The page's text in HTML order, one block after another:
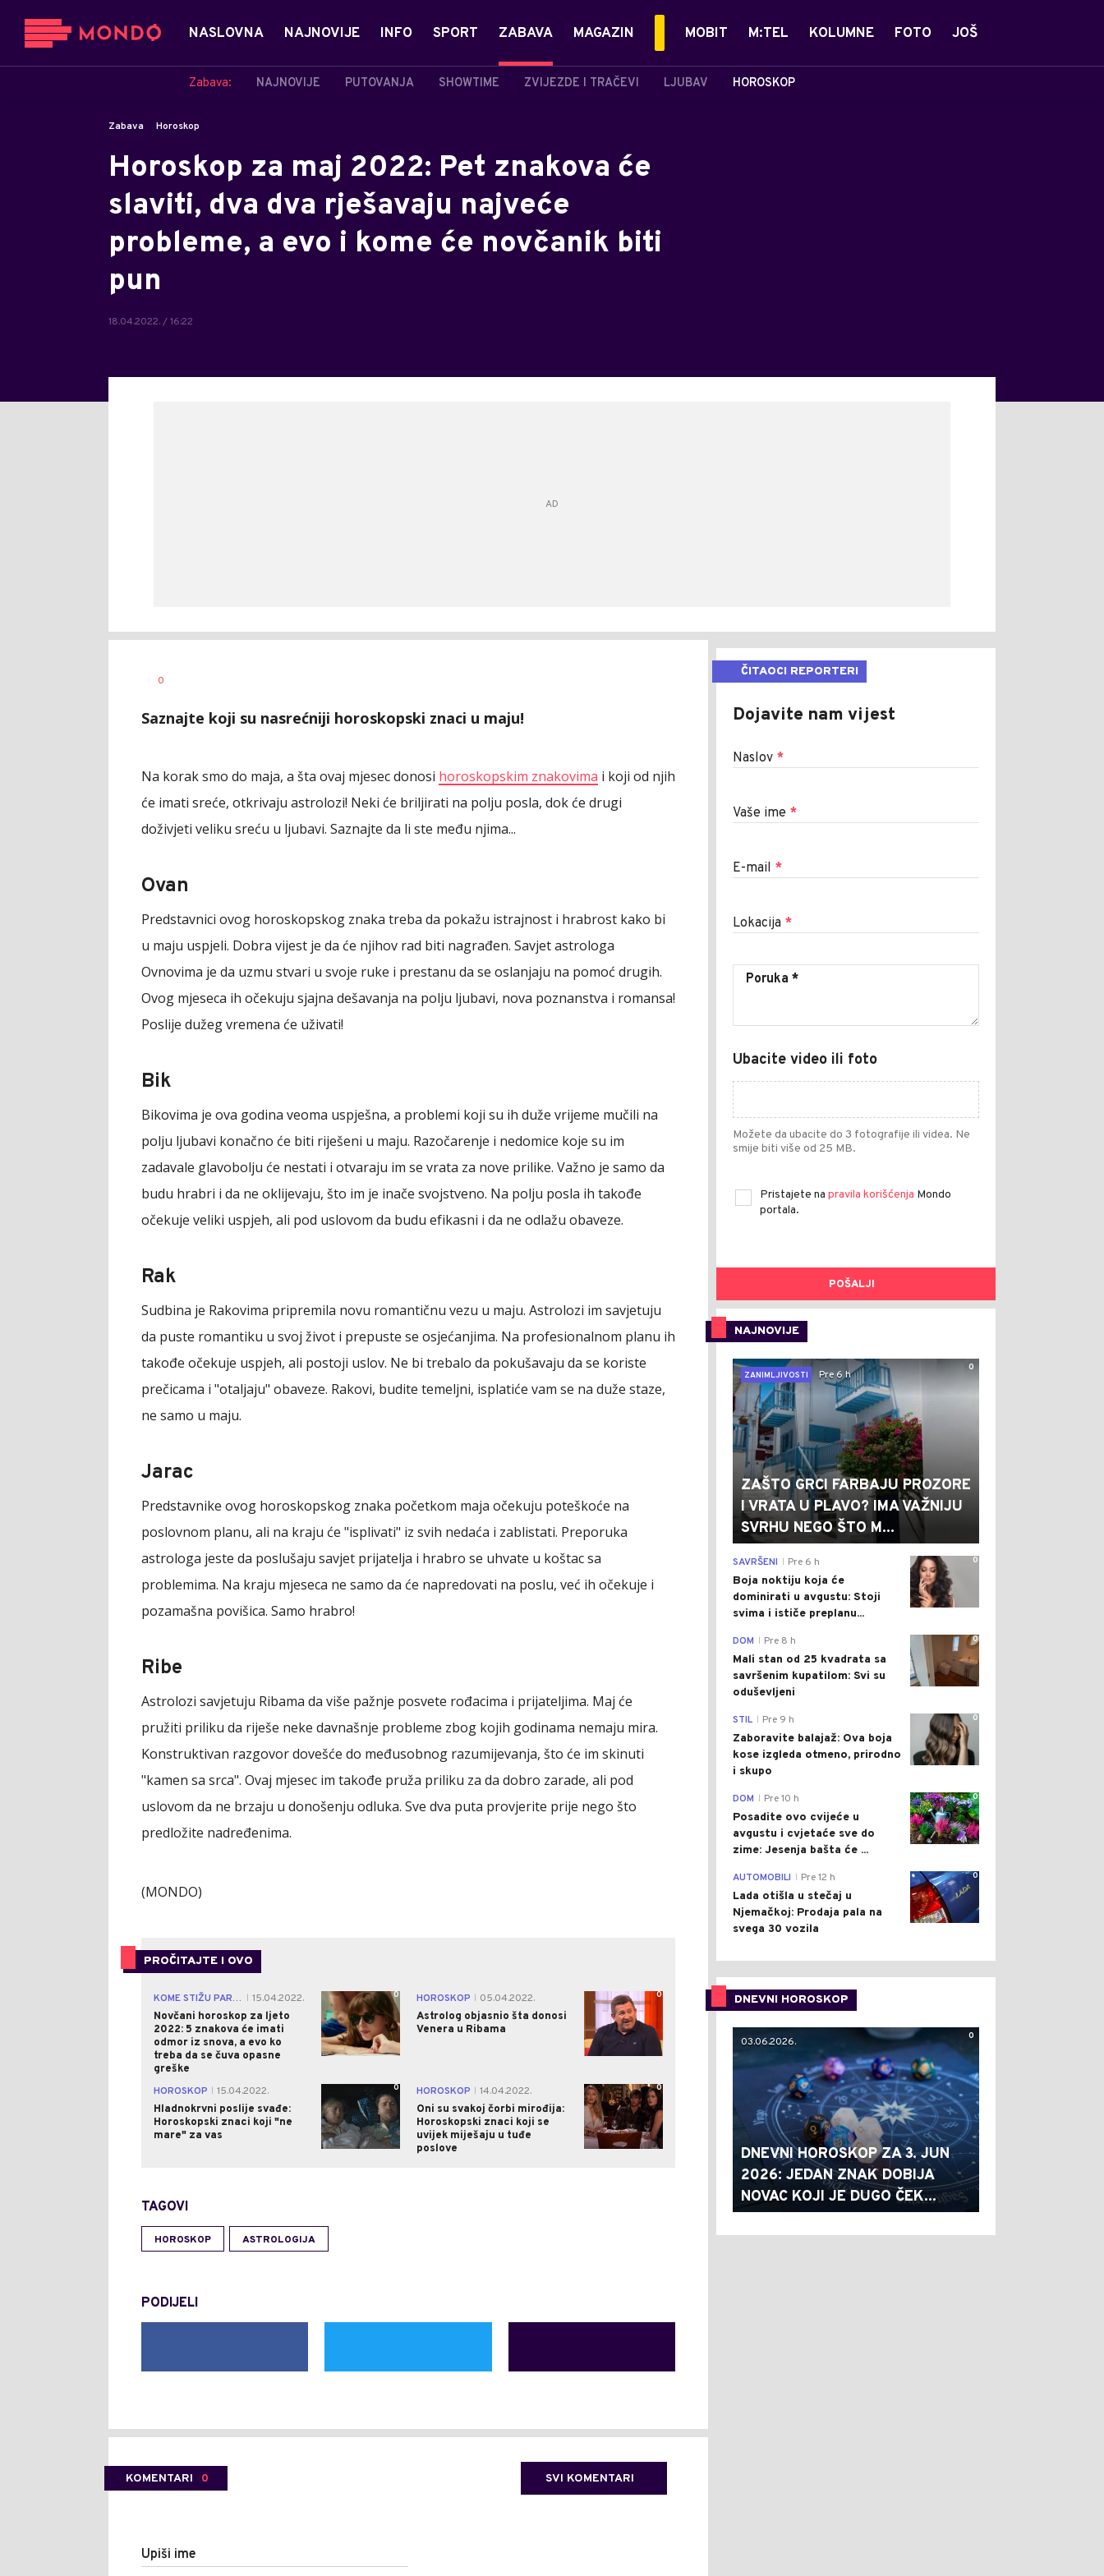
NASLOVNA NAJNOVIJE INFO SPORT ZABAVA
Zabava: NAJNOVIJE PUTOVANJA SHOWTIME ZVIJEZDE I TRAČEVI LJUBAV HOROSKOP
MAGAZIN MOBIT M:TEL KOLUMNE FOTO JOŠ
Zabava Horoskop
Horoskop za maj 2022: Pet znakova će
slaviti, dva dva rješavaju najveće
probleme, a evo i kome će novčanik biti
pun
18.04.2022. / 16:22
AUTOR
0
Saznajte koji su nasrećniji horoskopski znaci u maju!
Na korak smo do maja, a šta ovaj mjesec donosi horoskopskim znakovima i koji od njih
će imati sreće, otkrivaju astrolozi! Neki će briljirati na polju posla, dok će drugi
doživjeti veliku sreću u ljubavi. Saznajte da li ste među njima...
Ovan
Predstavnici ovog horoskopskog znaka treba da pokažu istrajnost i hrabrost kako bi
u maju uspjeli. Dobra vijest je da će njihov rad biti nagrađen. Savjet astrologa
Ovnovima je da uzmu stvari u svoje ruke i prestanu da se oslanjaju na pomoć drugih.
Ovog mjeseca ih očekuju sjajna dešavanja na polju ljubavi, nova poznanstva i romansa!
Poslije dužeg vremena će uživati!
Bik
Bikovima je ova godina veoma uspješna, a problemi koji su ih duže vrijeme mučili na
polju ljubavi konačno će biti riješeni u maju. Razočarenje i nedomice koje su im
zadavale glavobolju će nestati i otvaraju im se vrata za nove prilike. Važno je samo da
budu hrabri i da ne oklijevaju, što im je inače svojstveno. Na polju posla ih takođe
očekuje veliki uspjeh, ali pod uslovom da budu efikasni i da ne odlažu obaveze.
Rak
Sudbina je Rakovima pripremila novu romantičnu vezu u maju. Astrolozi im savjetuju
da puste romantiku u svoj život i prepuste se osjećanjima. Na profesionalnom planu ih
takođe očekuje uspjeh, ali postoji uslov. Ne bi trebalo da pokušavaju da se koriste
prečicama i "otaljaju" obaveze. Rakovi, budite temeljni, isplatiće vam se na duže staze,
ne samo u maju.
Jarac
Predstavnike ovog horoskopskog znaka početkom maja očekuju poteškoće na
poslovnom planu, ali na kraju će "isplivati" iz svih nedaća i zablistati. Preporuka
astrologa jeste da poslušaju savjet prijatelja i hrabro se uhvate u koštac sa
problemima. Na kraju mjeseca ne samo da će napredovati na poslu, već ih očekuje i
pozamašna povišica. Samo hrabro!
Ribe
Astrolozi savjetuju Ribama da više pažnje posvete rođacima i prijateljima. Maj će
pružiti priliku da riješe neke davnašnje probleme zbog kojih godinama nemaju mira.
Konstruktivan razgovor dovešće do međusobnog razumijevanja, što će im skinuti
"kamen sa srca". Ovaj mjesec im takođe pruža priliku za da dobro zarade, ali pod
uslovom da ne brzaju u donošenju odluka. Sve dva puta provjerite prije nego što
predložite nadređenima.
(MONDO)
PROČITAJTE I OVO
KOME STIŽU PARE?
15.04.2022.
Novčani horoskop za ljeto
2022: 5 znakova će imati
odmor iz snova, a evo ko
treba da se čuva opasne
greške
0 HOROSKOP
05.04.2022.
Astrolog objasnio šta donosi
Venera u Ribama
0
HOROSKOP
15.04.2022.
Hladnokrvni poslije svađe:
Horoskopski znaci koji "ne
mare" za vas
0 HOROSKOP
14.04.2022.
Oni su svakoj čorbi mirođija:
Horoskopski znaci koji se
uvijek miješaju u tuđe
poslove
0
TAGOVI
HOROSKOP ASTROLOGIJA
PODIJELI
KOMENTARI 0 SVI KOMENTARI
Upiši ime
ČITAOCI REPORTERI
Dojavite nam vijest
Naslov *
Vaše ime *
E-mail *
Lokacija *
Ubacite video ili foto
Možete da ubacite do 3 fotografije ili videa. Ne
smije biti više od 25 MB.
Pristajete na pravila korišćenja Mondo
portala.
POŠALJI
NAJNOVIJE
0
ZANIMLJIVOSTI
Pre 6 h
ZAŠTO GRCI FARBAJU PROZORE
I VRATA U PLAVO? IMA VAŽNIJU
SVRHU NEGO ŠTO M...
0
SAVRŠENI Pre 6 h
Boja noktiju koja će
dominirati u avgustu: Stoji
svima i ističe preplanu...
0
DOM Pre 8 h
Mali stan od 25 kvadrata sa
savršenim kupatilom: Svi su
oduševljeni
0
STIL Pre 9 h
Zaboravite balajaž: Ova boja
kose izgleda otmeno, prirodno
i skupo
0
DOM Pre 10 h
Posadite ovo cvijeće u
avgustu i cvjetaće sve do
zime: Jesenja bašta će ...
0
AUTOMOBILI Pre 12 h
Lada otišla u stečaj u
Njemačkoj: Prodaja pala na
svega 30 vozila
DNEVNI HOROSKOP
0
03.06.2026.
DNEVNI HOROSKOP ZA 3. JUN
2026: JEDAN ZNAK DOBIJA
NOVAC KOJI JE DUGO ČEK...